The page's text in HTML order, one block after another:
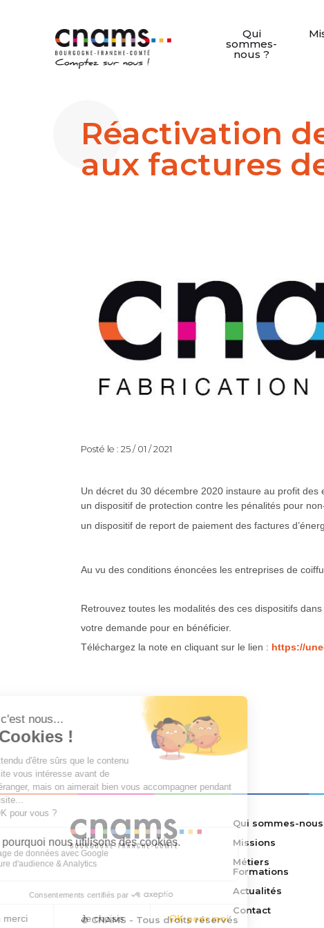
Qui
sommes-
nous ?
Réactivation
aux factures
Posté le : 25 / 01 / 2021
Un décret du 30 décembre 2020 instaure au profit des
un dispositif de protection contre les pénalités pour
un dispositif de report de paiement des factures
Au vu des conditions énoncées les entreprises de
Retrouvez toutes les modalités des ces dispositifs
votre demande pour en bénéficier.
Téléchargez la note en cliquant sur le lien : https://
Qui sommes-nous
Missions
Métiers
Formations
Actualités
Contact
© CNAMS - Tous droits réservés